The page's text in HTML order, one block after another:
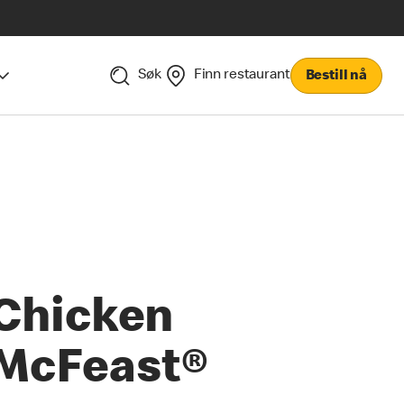
Søk Finn restaurant Bestill nå